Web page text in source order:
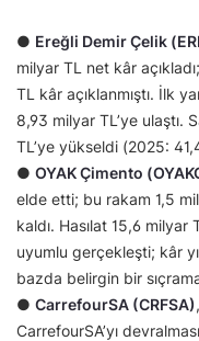
● Ereğli Demir Çelik
milyar TL net kâr
TL kâr açıklanmıştı. İlk
8,93 milyar TL’ye ulaştı.
TL’ye yükseldi (2025:
● OYAK Çimento
elde etti; bu rakam 1,5
kaldı. Hasılat 15,6 milyar
uyumlu gerçekleşti; kâr
bazda belirgin bir
● CarrefourSA (CRFSA)
CarrefourSA’yı